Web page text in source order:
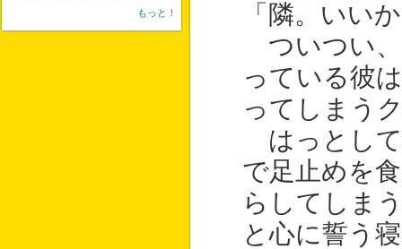
「隣。いい
ついつい、
っている彼
ってしまう
はっとして
で足止めを
らしてしま
と心に誓う
もっと！